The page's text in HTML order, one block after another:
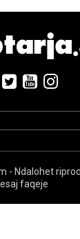
- Ndalohet
faqeje